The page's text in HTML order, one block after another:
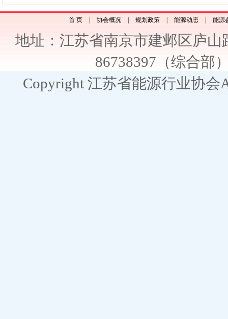
首 页 协会概况 规划政策 能源动态 能源
地址：江苏省南京市建邺区庐山
86738397（综合部
Copyright 江苏省能源行业协会